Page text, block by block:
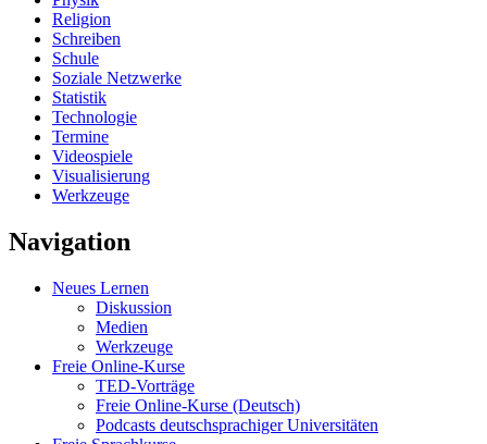
Religion
Schreiben
Schule
Soziale Netzwerke
Statistik
Technologie
Termine
Videospiele
Visualisierung
Werkzeuge
Navigation
Neues Lernen
Diskussion
Medien
Werkzeuge
Freie Online-Kurse
TED-Vorträge
Freie Online-Kurse (Deutsch)
Podcasts deutschsprachiger Universitäten